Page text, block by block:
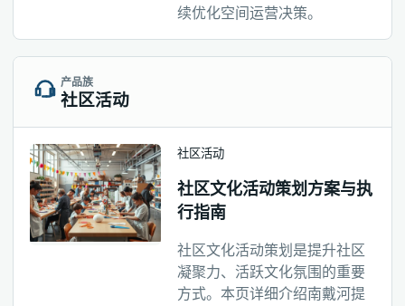
续优化空间运营决策。
产品族
社区活动
社区活动
社区文化活动策划方案与执
行指南
社区文化活动策划是提升社区
凝聚力、活跃文化氛围的重要
方式。本页详细介绍南戴河提